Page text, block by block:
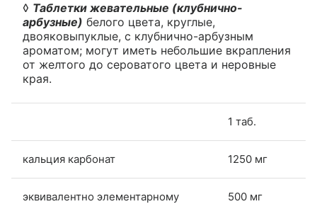
◊ Таблетки жевательные (клубнично-
арбузные) белого цвета, круглые,
двояковыпуклые, с клубнично-арбузным
ароматом; могут иметь небольшие вкрапления
от желтого до сероватого цвета и неровные
края.
1 таб.
кальция карбонат 1250 мг
эквивалентно элементарному
500 мг